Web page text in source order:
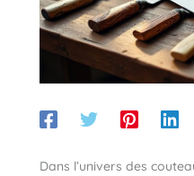
Dans l’univers des